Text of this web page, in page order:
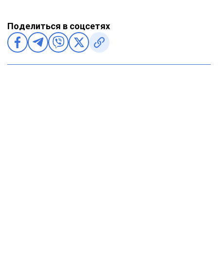
Поделиться в соцсетях